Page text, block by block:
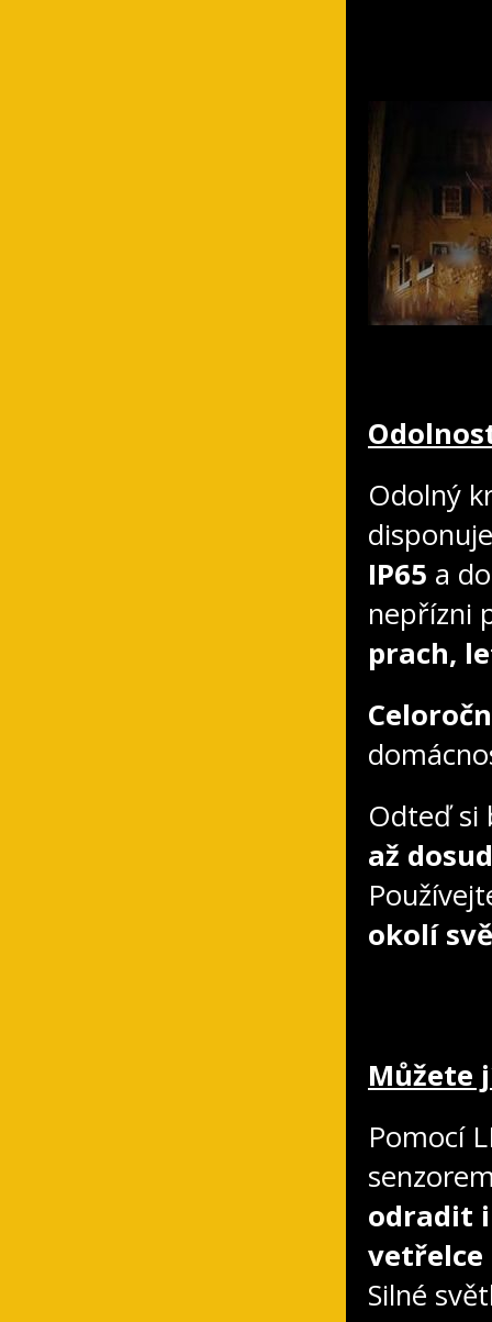
Odolný
IP65 a
nepřízni
prach,
Odteď si
až
okolí
Můžete
Pomocí
odradit
vetřelce
Silné